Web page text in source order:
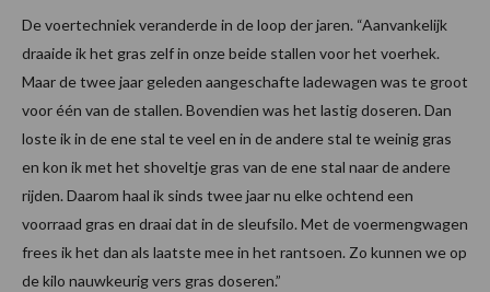
De voertechniek veranderde in de loop der jaren. “Aanvankelijk
draaide ik het gras zelf in onze beide stallen voor het voerhek.
Maar de twee jaar geleden aangeschafte ladewagen was te groot
voor één van de stallen. Bovendien was het lastig doseren. Dan
loste ik in de ene stal te veel en in de andere stal te weinig gras
en kon ik met het shoveltje gras van de ene stal naar de andere
rijden. Daarom haal ik sinds twee jaar nu elke ochtend een
voorraad gras en draai dat in de sleufsilo. Met de voermengwagen
frees ik het dan als laatste mee in het rantsoen. Zo kunnen we op
de kilo nauwkeurig vers gras doseren.”